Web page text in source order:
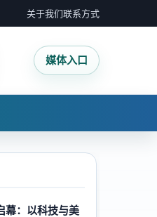
关于我们联系方式
媒体入口
幕：以科技与美